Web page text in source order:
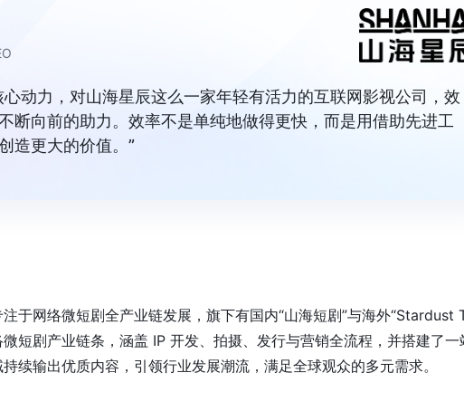
动力，对山海星辰这么一家年轻有活力的互联网影视公司，效
断向前的助力。效率不是单纯地做得更快，而是用借助先进工
造更大的价值。”
于网络微短剧全产业链发展，旗下有国内“山海短剧”与海外“Stardust
短剧产业链条，涵盖 IP 开发、拍摄、发行与营销全流程，并搭建了一
续输出优质内容，引领行业发展潮流，满足全球观众的多元需求。